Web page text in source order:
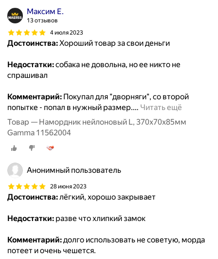
Максим Е.
13 отзывов
4 июля 2023
Достоинства:Хороший товар за свои деньги
Недостатки:собака не довольна, но ее никто не
спрашивал
Комментарий: Покупал для "дворняги", со второй
попытке - попал в нужный размер.… Читать ещё
Товар — Намордник нейлоновый L, 370x70x85мм
Gamma 11562004
Анонимный пользователь
28 июня 2023
Достоинства:лёгкий, хорошо закрывает
Недостатки: разве что хлипкий замок
Комментарий:долго использовать не советую, морда
потеет и очень чешется.